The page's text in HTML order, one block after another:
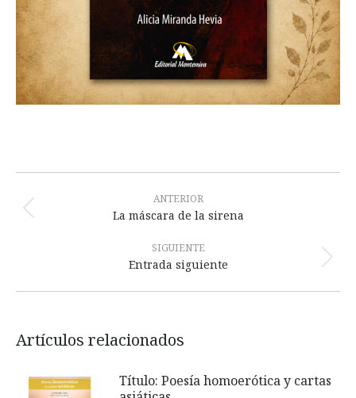
entre
publicaciones
ANTERIOR
Publicación
La máscara de la sirena
SIGUIENTE
Publicación
Entrada siguiente
Artículos relacionados
Título: Poesía homoerótica y cartas